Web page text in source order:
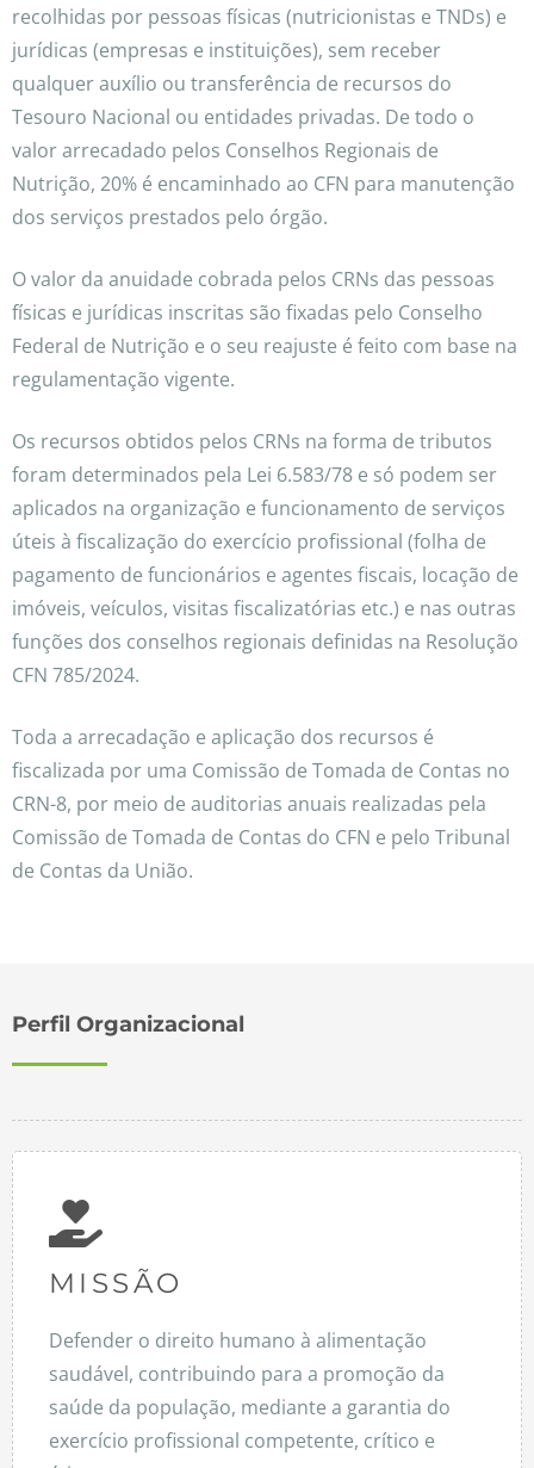
recolhidas por pessoas físicas (nutricionistas e TNDs) e
jurídicas (empresas e instituições), sem receber
qualquer auxílio ou transferência de recursos do
Tesouro Nacional ou entidades privadas. De todo o
valor arrecadado pelos Conselhos Regionais de
Nutrição, 20% é encaminhado ao CFN para manutenção
dos serviços prestados pelo órgão.
O valor da anuidade cobrada pelos CRNs das pessoas
físicas e jurídicas inscritas são fixadas pelo Conselho
Federal de Nutrição e o seu reajuste é feito com base na
regulamentação vigente.
Os recursos obtidos pelos CRNs na forma de tributos
foram determinados pela Lei 6.583/78 e só podem ser
aplicados na organização e funcionamento de serviços
úteis à fiscalização do exercício profissional (folha de
pagamento de funcionários e agentes fiscais, locação de
imóveis, veículos, visitas fiscalizatórias etc.) e nas outras
funções dos conselhos regionais definidas na Resolução
CFN 785/2024.
Toda a arrecadação e aplicação dos recursos é
fiscalizada por uma Comissão de Tomada de Contas no
CRN-8, por meio de auditorias anuais realizadas pela
Comissão de Tomada de Contas do CFN e pelo Tribunal
de Contas da União.
Perfil Organizacional
MISSÃO
Defender o direito humano à alimentação
saudável, contribuindo para a promoção da
saúde da população, mediante a garantia do
exercício profissional competente, crítico e